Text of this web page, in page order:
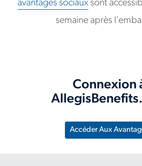
avantages sociauxsont
semaine après
Connexion
Accéder Aux